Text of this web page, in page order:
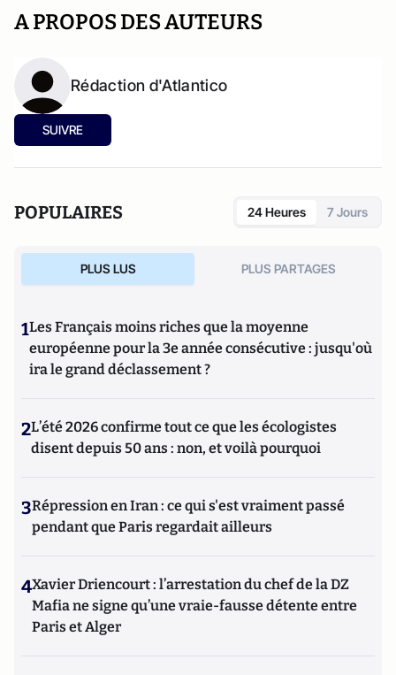
A PROPOS DES AUTEURS
Rédaction d'Atlantico
SUIVRE
POPULAIRES 24 Heures 7 Jours
PLUS LUS PLUS PARTAGES
1Les Français moins riches que la moyenne
européenne pour la 3e année consécutive : jusqu'où
ira le grand déclassement ?
2L’été 2026 confirme tout ce que les écologistes
disent depuis 50 ans : non, et voilà pourquoi
3Répression en Iran : ce qui s'est vraiment passé
pendant que Paris regardait ailleurs
4Xavier Driencourt : l’arrestation du chef de la DZ
Mafia ne signe qu’une vraie-fausse détente entre
Paris et Alger